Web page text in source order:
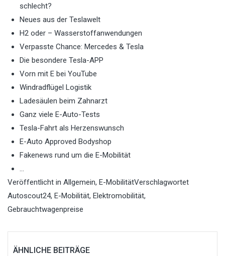
schlecht?
Neues aus der Teslawelt
H2 oder – Wasserstoffanwendungen
Verpasste Chance: Mercedes & Tesla
Die besondere Tesla-APP
Vorn mit E bei YouTube
Windradflügel Logistik
Ladesäulen beim Zahnarzt
Ganz viele E-Auto-Tests
Tesla-Fahrt als Herzenswunsch
E-Auto Approved Bodyshop
Fakenews rund um die E-Mobilität
…
Veröffentlicht in Allgemein, E-MobilitätVerschlagwortet
Autoscout24, E-Mobilität, Elektromobilität,
Gebrauchtwagenpreise
ÄHNLICHE BEITRÄGE